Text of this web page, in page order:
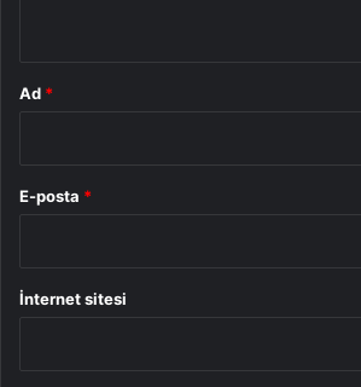
Ad *
E-posta *
İnternet sitesi